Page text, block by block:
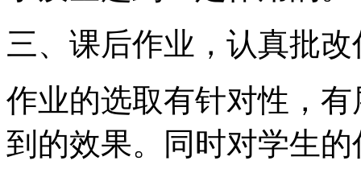
三、课后作业，认真批
作业的选取有针对性，
到的效果。同时对学生